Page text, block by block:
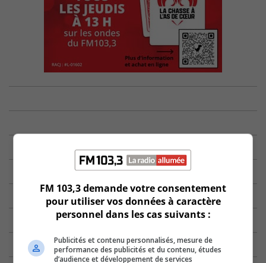
FM 103,3 demande votre consentement
pour utiliser vos données à caractère
personnel dans les cas suivants :
Publicités et contenu personnalisés, mesure de
performance des publicités et du contenu, études
d’audience et développement de services